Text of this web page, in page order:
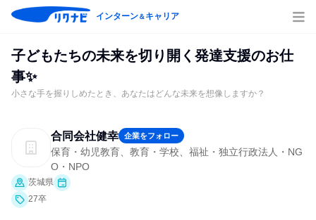
インターン＆キャリア
子どもたちの未来を切り開く発達支援のお仕
事✨
小さな手を握りしめたとき、あなたはどんな未来を想像しますか？
合同会社健幸 企業をフォロー
保育・幼児教育、教育・学校、福祉・独立行政法人・NG
O・NPO
茨城県
27卒